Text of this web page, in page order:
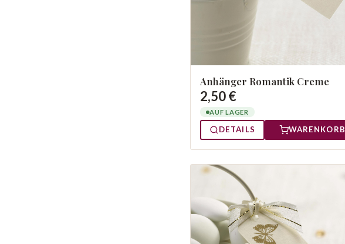
Anhänger Romantik Creme
2,50 €
AUF LAGER
DETAILS WARENKORB